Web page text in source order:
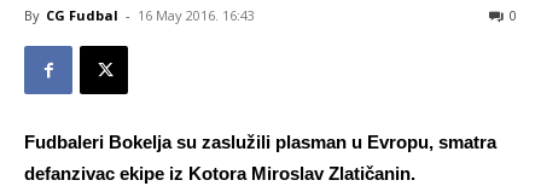
By CG Fudbal - 16 May 2016. 16:43 0
Fudbaleri Bokelja su zaslužili plasman u Evropu, smatra
defanzivac ekipe iz Kotora Miroslav Zlatičanin.